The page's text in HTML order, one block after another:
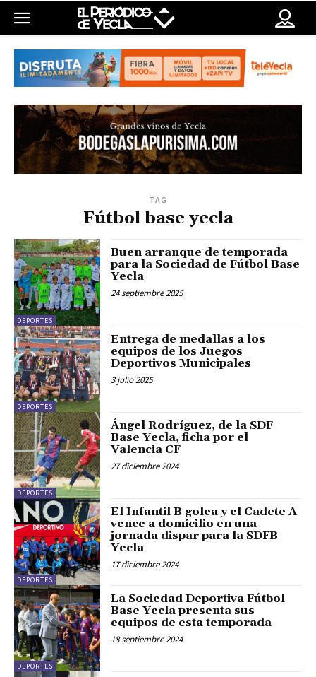
TAG
Fútbol base yecla
DEPORTES
Buen arranque de temporada
para la Sociedad de Fútbol Base
Yecla
24 septiembre 2025
DEPORTES
Entrega de medallas a los
equipos de los Juegos
Deportivos Municipales
3 julio 2025
DEPORTES
Ángel Rodríguez, de la SDF
Base Yecla, ficha por el
Valencia CF
27 diciembre 2024
DEPORTES
El Infantil B golea y el Cadete A
vence a domicilio en una
jornada dispar para la SDFB
Yecla
17 diciembre 2024
DEPORTES
La Sociedad Deportiva Fútbol
Base Yecla presenta sus
equipos de esta temporada
18 septiembre 2024